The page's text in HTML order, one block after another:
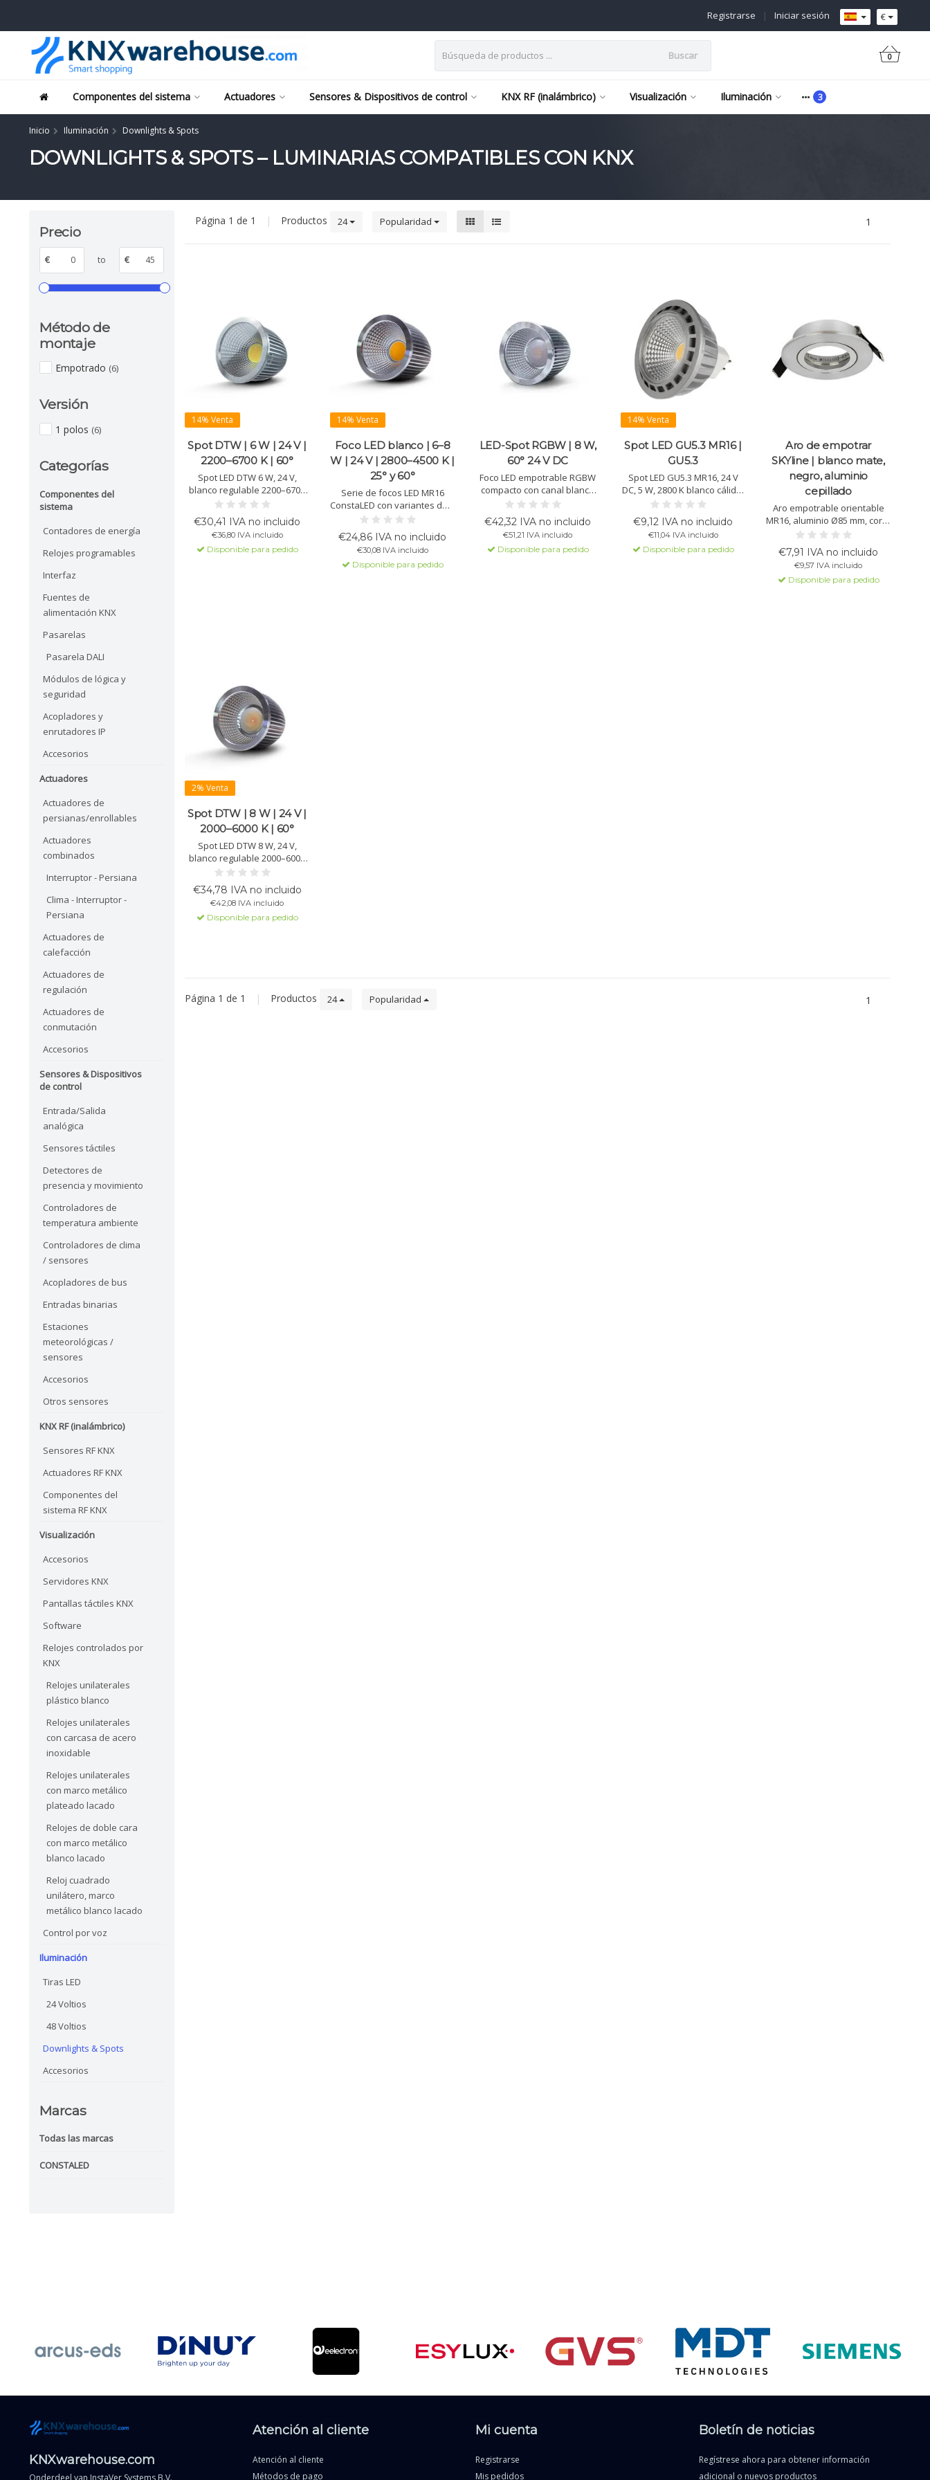
€
Iniciar sesión
|
Registrarse
Buscar 0
Componentes del sistema Actuadores Sensores & Dispositivos de control KNX RF (inalámbrico) Visualización Iluminación
Inicio Iluminación Downlights & Spots
DOWNLIGHTS & SPOTS – LUMINARIAS COMPATIBLES CON KNX
Precio
€ to €
Método de
montaje
Empotrado (6)
Versión
1 polos (6)
Categorías
Componentes del
sistema
Contadores de energía
Relojes programables
Interfaz
Fuentes de
alimentación KNX
Pasarelas
Pasarela DALI
Módulos de lógica y
seguridad
Acopladores y
enrutadores IP
Accesorios
Actuadores
Actuadores de
persianas/enrollables
Actuadores
combinados
Interruptor - Persiana
Clima - Interruptor -
Persiana
Actuadores de
calefacción
Actuadores de
regulación
Actuadores de
conmutación
Accesorios
Sensores & Dispositivos
de control
Entrada/Salida
analógica
Sensores táctiles
Detectores de
presencia y movimiento
Controladores de
temperatura ambiente
Controladores de clima
/ sensores
Acopladores de bus
Entradas binarias
Estaciones
meteorológicas /
sensores
Accesorios
Otros sensores
KNX RF (inalámbrico)
Sensores RF KNX
Actuadores RF KNX
Componentes del
sistema RF KNX
Visualización
Accesorios
Servidores KNX
Pantallas táctiles KNX
Software
Relojes controlados por
KNX
Relojes unilaterales
plástico blanco
Relojes unilaterales
con carcasa de acero
inoxidable
Relojes unilaterales
con marco metálico
plateado lacado
Relojes de doble cara
con marco metálico
blanco lacado
Reloj cuadrado
unilátero, marco
metálico blanco lacado
Control por voz
Iluminación
Tiras LED
24 Voltios
48 Voltios
Downlights & Spots
Accesorios
Marcas
Todas las marcas
CONSTALED
Página 1 de 1 | Productos 24 Popularidad 1
14% Venta
Spot DTW | 6 W | 24 V |
2200–6700 K | 60°
Spot LED DTW 6 W, 24 V,
blanco regulable 2200–6700
K, 480 lm @4000 K, 60°. CRI
>90, compatible DT8/DALI,
casquillo MR16, cuerpo de
aluminio, vida >30.000 h.
€30,41 IVA no incluido
€36,80 IVA incluido
Disponible para pedido
14% Venta
Foco LED blanco | 6–8
W | 24 V | 2800–4500 K |
25° y 60°
Serie de focos LED MR16
ConstaLED con variantes de 6
W y 8 W, disponibles en 2800
K, 3300 K o 4500 K y con
ángulo de haz de 25° o 60°.
CRI >90, 24 V DC y vida útil
>50.000 h.
€24,86 IVA no incluido
€30,08 IVA incluido
Disponible para pedido
LED-Spot RGBW | 8 W,
60° 24 V DC
Foco LED empotrable RGBW
compacto con canal blanco
cálido, CRI > 90 y luz
uniforme. 8 W, 60°, funciona
a 24 V DC CV con controlador
PWM. Ideal para ambiente y
acentos.
€42,32 IVA no incluido
€51,21 IVA incluido
Disponible para pedido
14% Venta
Spot LED GU5.3 MR16 |
GU5.3
Spot LED GU5.3 MR16, 24 V
DC, 5 W, 2800 K blanco cálido,
420 lm, ángulo 60°. CRI >90,
tecnología COB, regulable
PWM. IP20, carcasa de
aluminio, vida útil >20.000 h.
€9,12 IVA no incluido
€11,04 IVA incluido
Disponible para pedido
Aro de empotrar
SKYline | blanco mate,
negro, aluminio
cepillado
Aro empotrable orientable
MR16, aluminio Ø85 mm, corte
Ø68 mm, inclinable 50°,
instalación sencilla.
Disponible en blanco mate,
negro y aluminio cepillado.
€7,91 IVA no incluido
€9,57 IVA incluido
Disponible para pedido
2% Venta
Spot DTW | 8 W | 24 V |
2000–6000 K | 60°
Spot LED DTW 8 W, 24 V,
blanco regulable 2000–6000
K, 750 lm ±10 %, ángulo 60°.
Perfecto para iluminación
ambiental dinámica.
€34,78 IVA no incluido
€42,08 IVA incluido
Disponible para pedido
Página 1 de 1 | Productos 24 Popularidad 1
KNXwarehouse.com
Onderdeel van InstaVer Systems B.V.
Atención al cliente
Atención al cliente
Métodos de pago
Mi cuenta
Registrarse
Mis pedidos
Boletín de noticias
Regístrese ahora para obtener información
adicional o nuevos productos